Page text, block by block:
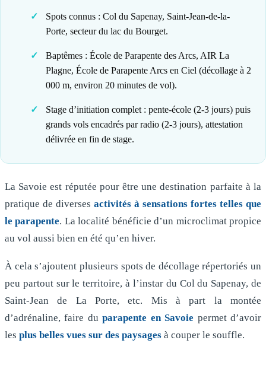
Spots connus : Col du Sapenay, Saint-Jean-de-la-
Porte, secteur du lac du Bourget.
Baptêmes : École de Parapente des Arcs, AIR La
Plagne, École de Parapente Arcs en Ciel (décollage à 2
000 m, environ 20 minutes de vol).
Stage d’initiation complet : pente-école (2-3 jours) puis
grands vols encadrés par radio (2-3 jours), attestation
délivrée en fin de stage.
La Savoie est réputée pour être une destination parfaite à la
pratique de diverses activités à sensations fortes telles que
le parapente. La localité bénéficie d’un microclimat propice
au vol aussi bien en été qu’en hiver.
À cela s’ajoutent plusieurs spots de décollage répertoriés un
peu partout sur le territoire, à l’instar du Col du Sapenay, de
Saint-Jean de La Porte, etc. Mis à part la montée
d’adrénaline, faire duparapente en Savoie permet d’avoir
les plus belles vues sur des paysages à couper le souffle.